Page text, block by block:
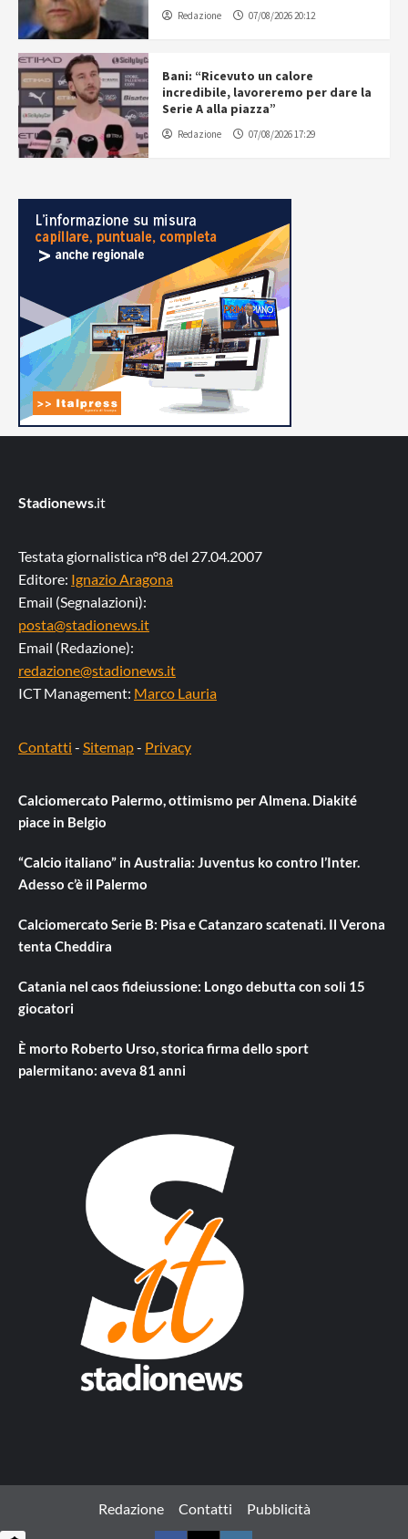
Redazione 07/08/2026 20:12
Bani: “Ricevuto un calore
incredibile, lavoreremo per dare la
Serie A alla piazza”
Redazione 07/08/2026 17:29
Stadionews.it
Testata giornalistica n°8 del 27.04.2007
Editore: Ignazio Aragona
Email (Segnalazioni):
posta@stadionews.it
Email (Redazione):
redazione@stadionews.it
ICT Management: Marco Lauria
Contatti - Sitemap- Privacy
Calciomercato Palermo, ottimismo per Almena. Diakité
piace in Belgio
“Calcio italiano” in Australia: Juventus ko contro l’Inter.
Adesso c’è il Palermo
Calciomercato Serie B: Pisa e Catanzaro scatenati. Il Verona
tenta Cheddira
Catania nel caos fideiussione: Longo debutta con soli 15
giocatori
È morto Roberto Urso, storica firma dello sport
palermitano: aveva 81 anni
Redazione Contatti Pubblicità